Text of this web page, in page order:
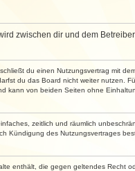
zwischen dir und dem
du einen Nutzungsvertrag mit
du das Board nicht weiter nutzen.
kann von beiden Seiten ohne
zeitlich und räumlich
Kündigung des Nutzungsvertrages
enthält, die gegen geltendes